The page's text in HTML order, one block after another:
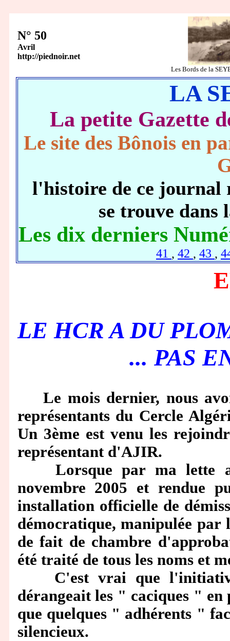
N° 50
Avril
http://piednoir.net
Les Bords de la
LA
La petite Gazette
Le site des Bônois en
l'histoire de ce journal
se trouve dans
Les dix derniers
41 , 42 , 43 ,
LE HCR A DU
... PAS
Le mois dernier, nous
représentants du Cercle
Un 3ème est venu les
représentant d'AJIR.
Lorsque par ma lette
novembre 2005 et rendue
installation officielle de
démocratique, manipulée
de fait de chambre
été traité de tous les noms et
C'est vrai que
dérangeait les " caciques "
que quelques " adhérents "
silencieux.